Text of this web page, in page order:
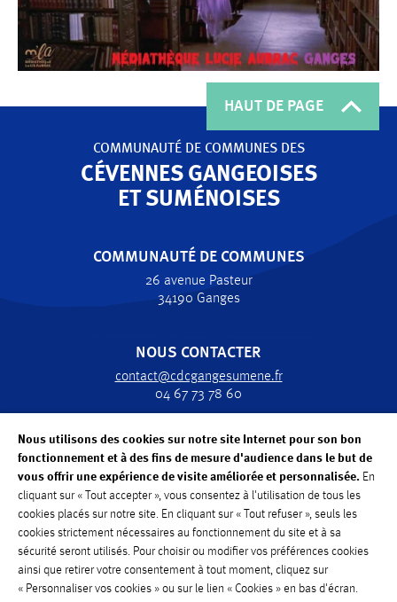
HAUT DE PAGE
COMMUNAUTÉ DE COMMUNESDES
CÉVENNES GANGEOISES
ET SUMÉNOISES
COMMUNAUTÉ DE COMMUNES
26 avenue Pasteur
34190 Ganges
NOUS CONTACTER
contact@cdcgangesumene.fr
04 67 73 78 60
HORAIRES
Lundi, Mardi, Jeudi, Vendredi : de 8h30 à 12h30
Mercredi: de 8h30 à 12h
Nous utilisons des cookies sur notre site Internet pour son bon
fonctionnement et à des fins de mesure d'audience dans le but de
vous offrir une expérience de visite améliorée et personnalisée. En
cliquant sur « Tout accepter », vous consentez à l'utilisation de tous les
cookies placés sur notre site. En cliquant sur « Tout refuser », seuls les
cookies strictement nécessaires au fonctionnement du site et à sa
sécurité seront utilisés. Pour choisir ou modifier vos préférences cookies
ainsi que retirer votre consentement à tout moment, cliquez sur
« Personnaliser vos cookies » ou sur le lien « Cookies » en bas d'écran.